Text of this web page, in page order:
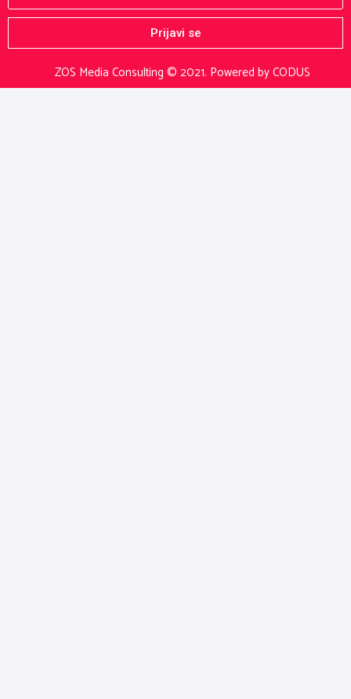
ZOS Media Consulting © 2021. Powered by CODUS
Prijavi se